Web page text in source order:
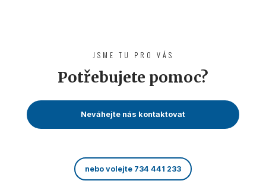
JSME TU PRO VÁS
Potřebujete pomoc?
Neváhejte nás kontaktovat
nebo volejte 734 441 233